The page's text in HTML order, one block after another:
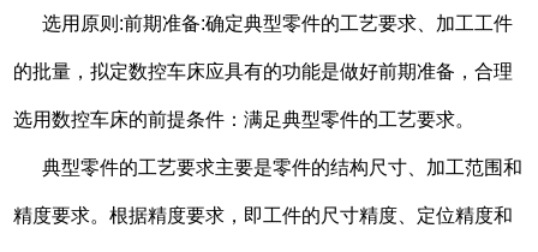
选用原则:前期准备:确定典型零件的工艺要求、加工工件
的批量，拟定数控车床应具有的功能是做好前期准备，合理
选用数控车床的前提条件：满足典型零件的工艺要求。
典型零件的工艺要求主要是零件的结构尺寸、加工范围和
精度要求。根据精度要求，即工件的尺寸精度、定位精度和